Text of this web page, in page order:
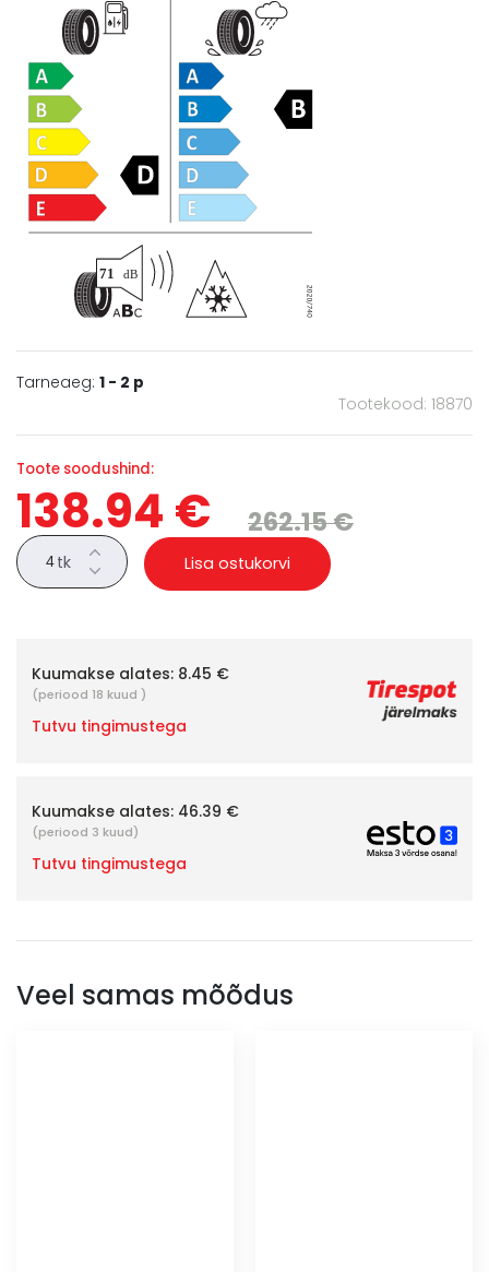
Tarneaeg: 1 - 2 p
Tootekood: 18870
Toote soodushind:
138.94 € 262.15 €
tk Lisa ostukorvi
Kuumakse alates: 8.45 €
(periood 18 kuud )
Tutvu tingimustega
Kuumakse alates: 46.39 €
(periood 3 kuud)
Tutvu tingimustega
Veel samas mõõdus